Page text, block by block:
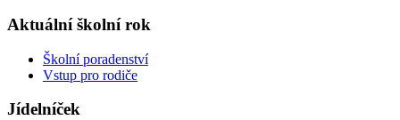
Aktuální školní rok
Školní poradenství
Vstup pro rodiče
Jídelníček